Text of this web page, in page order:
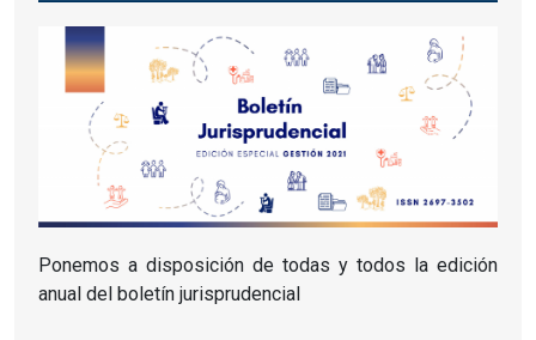
Ponemos a disposición de todas y todos la edición
anual del boletín jurisprudencial